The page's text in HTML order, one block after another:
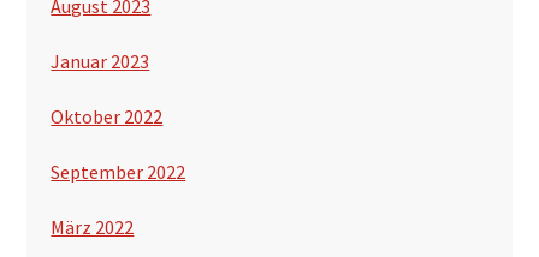
August 2023
Januar 2023
Oktober 2022
September 2022
März 2022